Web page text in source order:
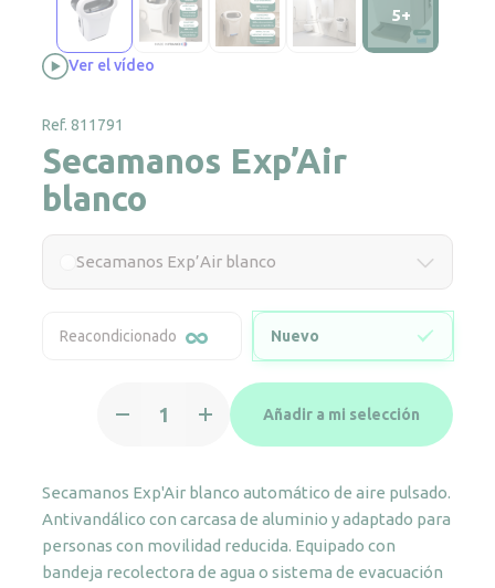
5+
Ver el vídeo
Ref. 811791
Secamanos Exp’Air
blanco
Secamanos Exp’Air blanco
Reacondicionado Nuevo
Exp'Air
Añadir a mi selección
Secamanos Exp'Air blanco automático de aire pulsado.
Antivandálico con carcasa de aluminio y adaptado para
personas con movilidad reducida. Equipado con
bandeja recolectora de agua o sistema de evacuación